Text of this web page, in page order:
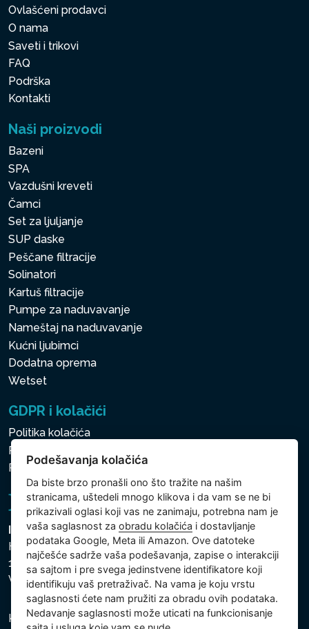
Ovlašćeni prodavci
O nama
Saveti i trikovi
FAQ
Podrška
Kontakti
Naši proizvodi
Bazeni
SPA
Vazdušni kreveti
Čamci
Set za ljuljanje
SUP daske
Peščane filtracije
Solinatori
Kartuš filtracije
Pumpe za naduvavanje
Nameštaj na naduvavanje
Kućni ljubimci
Dodatna oprema
Wetset
GDPR i kolačići
Politika kolačića
Politika zaštite ličnih i drugih obrađivanih podataka
Podešavanja kolačića
Intex Trading, s.r.o.
Hradecká 2526/3
130 00 Praha 3
Vinohrady - Česká republika
Kompanija je registrovana u Opštinskom sudu u Pragu,
Podešavanja kolačića
Da biste brzo pronašli ono što tražite na našim
stranicama, uštedeli mnogo klikova i da vam se ne bi
prikazivali oglasi koji vas ne zanimaju, potrebna nam je
vaša saglasnost zaobradu kolačića i dostavljanje
podataka Google, Meta ili Amazon. Ove datoteke
najčešće sadrže vaša podešavanja, zapise o interakciji
sa sajtom i pre svega jedinstvene identifikatore koji
identifikuju vaš pretraživač. Na vama je koju vrstu
saglasnosti ćete nam pružiti za obradu ovih podataka.
Nedavanje saglasnosti može uticati na funkcionisanje